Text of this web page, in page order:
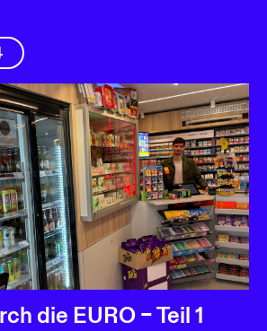
die EURO – Teil 1